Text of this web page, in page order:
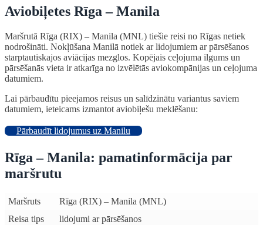
Aviobiļetes Rīga – Manila
Maršrutā Rīga (RIX) – Manila (MNL) tiešie reisi no Rīgas netiek
nodrošināti. Nokļūšana Manilā notiek ar lidojumiem ar pārsēšanos
starptautiskajos aviācijas mezglos. Kopējais ceļojuma ilgums un
pārsēšanās vieta ir atkarīga no izvēlētās aviokompānijas un ceļojuma
datumiem.
Lai pārbaudītu pieejamos reisus un salīdzinātu variantus saviem
datumiem, ieteicams izmantot aviobiļešu meklēšanu:
Pārbaudīt lidojumus uz Manilu
Rīga – Manila: pamatinformācija par
maršrutu
Maršruts
Rīga (RIX) – Manila (MNL)
Reisa tips
lidojumi ar pārsēšanos